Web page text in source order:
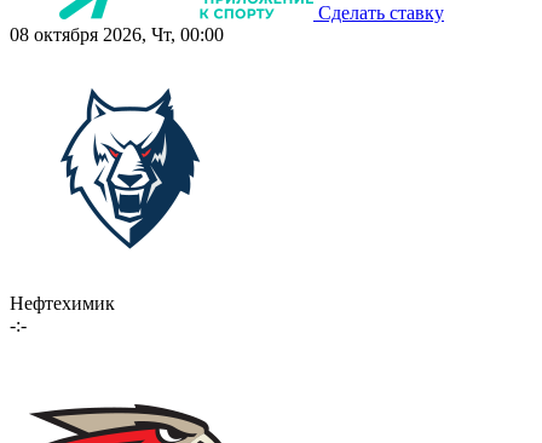
Сделать ставку
08 октября 2026, Чт, 00:00
Нефтехимик
-:-